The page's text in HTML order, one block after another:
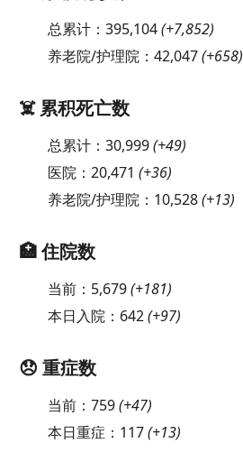
总累计： 395,104(+7,852)
养老院/护理院： 42,047(+658)
☠️ 累积死亡数
总累计： 30,999(+49)
医院： 20,471 (+36)
养老院/护理院： 10,528(+13)
🏥 住院数
当前： 5,679(+181)
本日入院： 642(+97)
😞 重症数
当前： 759(+47)
本日重症： 117(+13)